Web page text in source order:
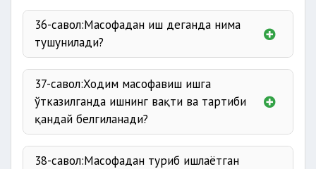
36-савол:Масофадан иш деганда нима
тушунилади?
37-савол:Ходим масофавиш ишга
ўтказилганда ишнинг вақти ва тартиби
қандай белгиланади?
38-савол:Масофадан туриб ишлаётган